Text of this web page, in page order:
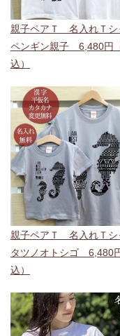
親子ペアＴ 名入れＴ
ペンギン親子 6,480円
込）
親子ペアＴ 名入れＴ
タツノオトシゴ 6,480
込）